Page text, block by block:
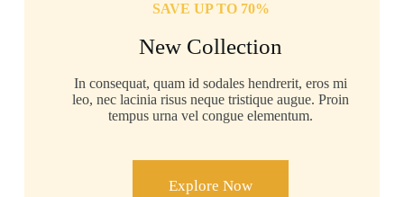
SAVE UP TO 70%
New Collection
In consequat, quam id sodales hendrerit, eros mi
leo, nec lacinia risus neque tristique augue. Proin
tempus urna vel congue elementum.
Explore Now